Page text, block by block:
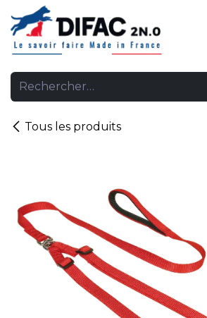
Se rendre au contenu
Tous les produits